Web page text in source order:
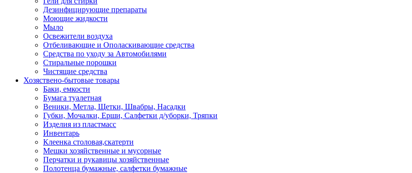
Дезинфицирующие препараты
Моющие жидкости
Мыло
Освежители воздуха
Отбеливающие и Ополаскивающие средства
Средства по уходу за Автомобилями
Стиральные порошки
Чистящие средства
Хозяствено-бытовые товары
Баки, емкости
Бумага туалетная
Веники, Метла, Щетки, Швабры, Насадки
Губки, Мочалки, Ерши, Салфетки д/уборки, Тряпки
Изделия из пластмасс
Инвентарь
Клеенка столовая,скатерти
Мешки хозяйственные и мусорные
Перчатки и рукавицы хозяйственные
Полотенца бумажные, салфетки бумажные